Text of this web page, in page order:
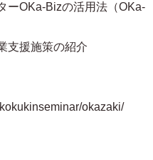
ーOKa-Bizの活用法（OKa-
支援施策の紹介
okazaki/